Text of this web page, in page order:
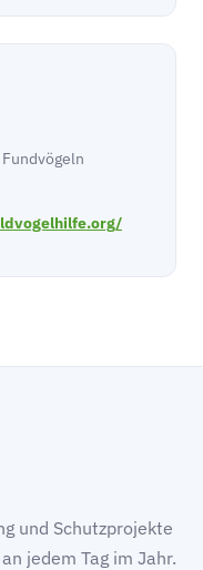
und Schutzprojekte
jedem Tag im Jahr.